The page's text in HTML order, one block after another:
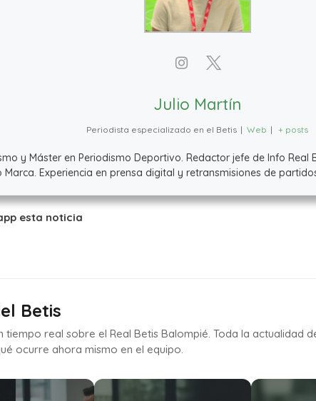
Julio Martín
Periodista especializado en el Betis | Web | + posts
y Máster en Periodismo Deportivo. Redactor jefe de Info Real
Marca. Experiencia en prensa digital y retransmisiones de
esta noticia
Betis
tiempo real sobre el Real Betis Balompié. Toda la actualidad
ocurre ahora mismo en el equipo.